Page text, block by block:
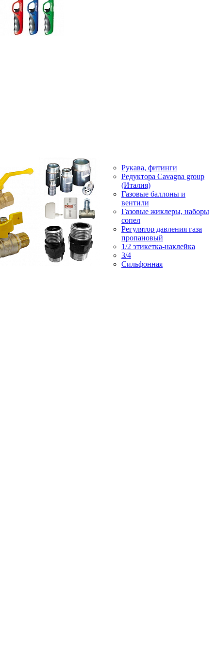
Рукава, фитинги
Редуктора Cavagna group
(Италия)
Газовые баллоны и
вентили
Газовые жиклеры, наборы
сопел
Регулятор давления газа
пропановый
1/2 этикетка-наклейка
3/4
Сильфонная